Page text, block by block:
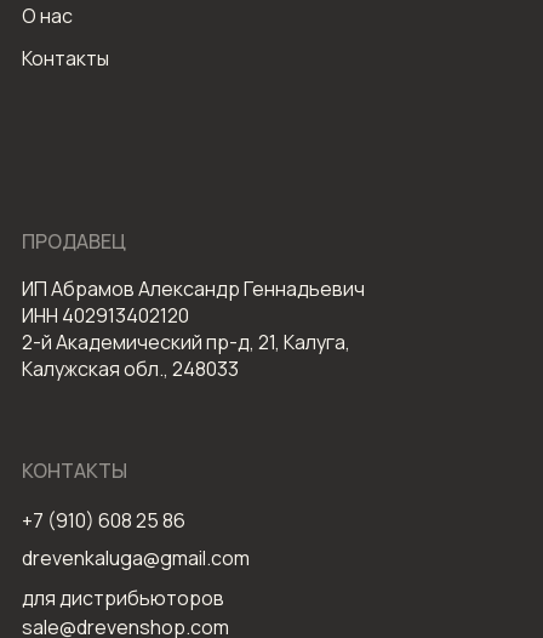
О нас
+7 (910) 608 25 86
ПРОДАВЕЦ
ИП Абрамов Александр Геннадьевич
ИНН 402913402120
2-й Академический пр-д, 21, Калуга,
Калужская обл., 248033
КОНТАКТЫ
для дистрибьюторов
sale@drevenshop.com
Контакты
drevenkaluga@gmail.com